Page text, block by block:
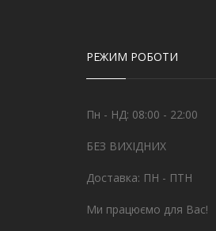
РЕЖИМ РОБОТИ
Пн - НД: 08:00 - 22:00
БЕЗ ВИХІДНИХ
Доставка: ПН - ПТН
Ми працюємо для Вас!